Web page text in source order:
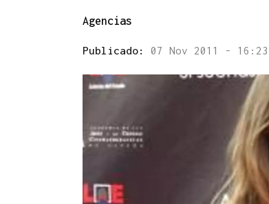
Agencias
Publicado: 07 Nov 2011 - 16:23